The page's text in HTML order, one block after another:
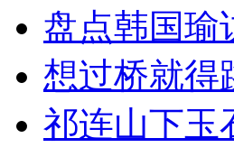
盘点韩国瑜
想过桥就得
祁连山下玉